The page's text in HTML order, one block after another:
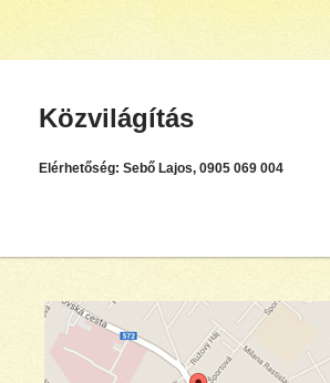
Közvilágítás
Elérhetőség: Sebő Lajos, 0905 069 004